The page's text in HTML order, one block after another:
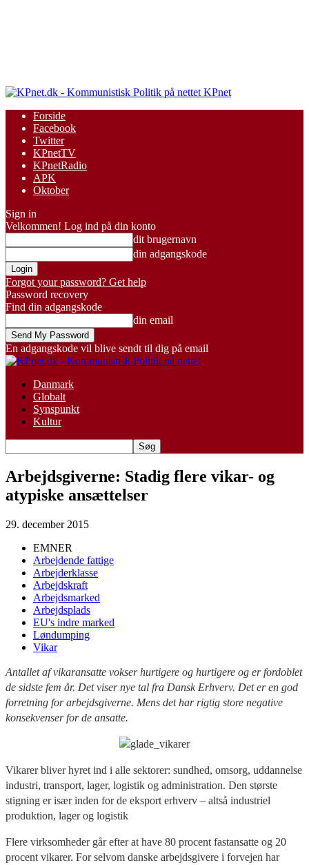
KPnet
Forside
Facebook
Twitter
KPnetTV
KPnetRadio
APK
Oktober
Sign in
Velkommen! Log ind på din konto
dit brugernavn
din adgangskode
Forgot your password? Get help
Password recovery
Find din adgangskode
din email
En adgangskode vil blive sendt til dig på email
Danmark
Globalt
Synspunkt
Kultur
Arbejdsgiverne: Stadig flere vikar- og
atypiske ansættelser
29. december 2015
EMNER
Arbejdende fattige
Arbejderklasse
Arbejdskraft
Arbejdsmarked
Arbejdsplads
EU's indre marked
Løndumping
Vikar
Antallet af vikaransatte vokser hurtigere og hurtigere og er fordoblet
de sidste fem år. Det viser nye tal fra Dansk Erhverv. Det er en god
forretning for arbejdsgiverne. Mens det har rigtig store negative
konsekvenser for de ansatte.
Vikarer bliver hyret ind i alle sektorer: sundhed, omsorg, uddannelse
industri, transport, lager, logistik og administration. Den største
stigning er især inden for de eksport erhverv – altså industriel
produktion, lager og logistik
Flere virksomheder går efter at have 80 procent fastansatte og 20
procent vikarer. For selvom danske arbejdsgivere i forvejen har